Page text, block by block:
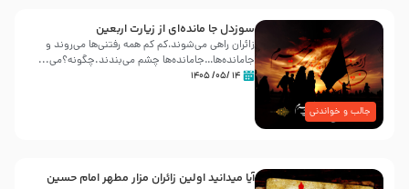
جالب و خواندنی
سوزدل جا مانده‌ای از زیارت اربعین
زائران راهی می‌شوند،کم‌ کم همه رفتنی‌ها می‌روند و
جامانده‌ها…جامانده‌ها چشم می‌بندند.چگونه؟می‌...
۱۴ /۰۵/ ۱۴۰۵
آیا میدانید اولین زائران مزار مطهر امام حسین